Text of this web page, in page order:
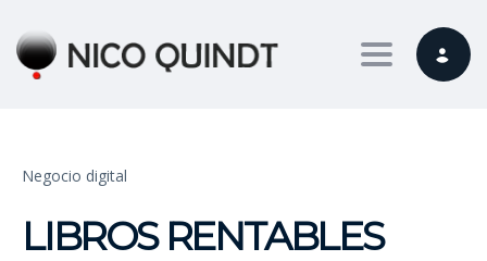
Toggle
Negocio digital
LIBROS RENTABLES